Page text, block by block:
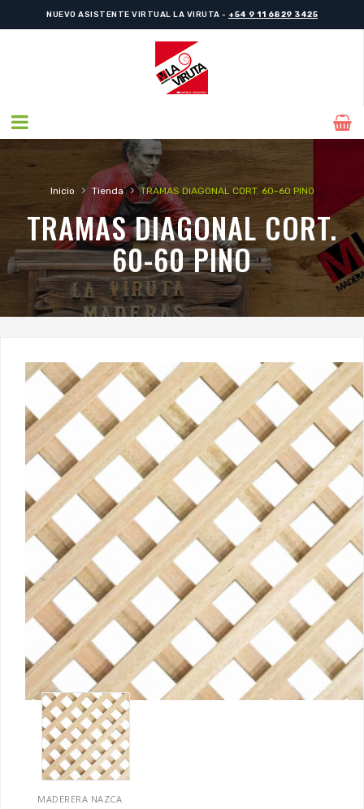
NUEVO ASISTENTE VIRTUAL LA VIRUTA - +54 9 11 6829 3425
Inicio › Tienda › TRAMAS DIAGONAL CORT. 60-60 PINO
TRAMAS DIAGONAL CORT.
60-60 PINO
MADERERA NAZCA